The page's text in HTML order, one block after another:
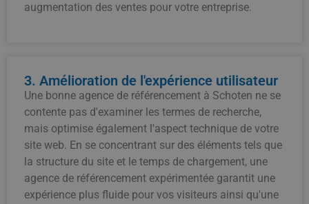
augmentation des ventes pour votre entreprise.
3. Amélioration de l'expérience utilisateur
Une bonne agence de référencement à Schoten ne se
contente pas d'examiner les termes de recherche,
mais optimise également l'aspect technique de votre
site web. En se concentrant sur des éléments tels que
la structure du site et le temps de chargement, une
agence de référencement expérimentée garantit une
expérience plus fluide pour vos visiteurs ainsi qu'une